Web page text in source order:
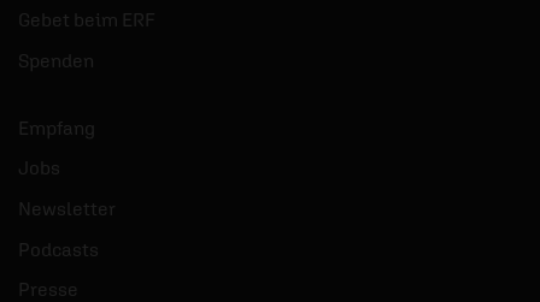
Gebet beim ERF
Spenden
Empfang
Jobs
Newsletter
Podcasts
Presse